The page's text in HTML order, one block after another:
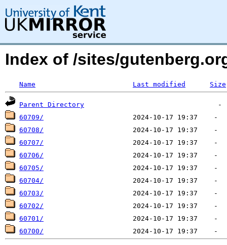
Index of /sites/
Name Last modified Size
Parent Directory
60709/
60708/
60707/
60706/
60705/
60704/
60703/
60702/
60701/
60700/